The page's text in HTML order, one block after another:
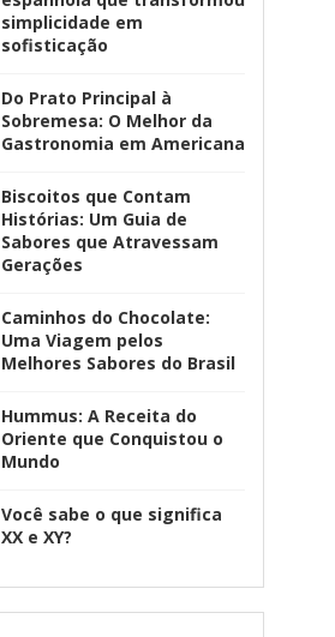
simplicidade em
sofisticação
Do Prato Principal à
Sobremesa: O Melhor da
Gastronomia em Americana
Biscoitos que Contam
Histórias: Um Guia de
Sabores que Atravessam
Gerações
Caminhos do Chocolate:
Uma Viagem pelos
Melhores Sabores do Brasil
Hummus: A Receita do
Oriente que Conquistou o
Mundo
Você sabe o que significa
XX e XY?